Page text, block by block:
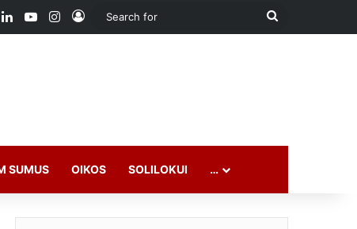
LinkedInYouTubeInstagram
Log In
Search
SUMUS OIKOS SOLILOKUI …